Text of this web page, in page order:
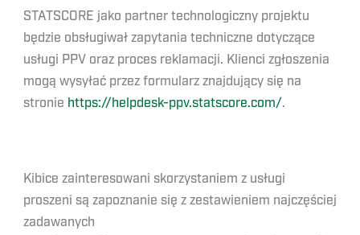
STATSCORE jako partner technologiczny projektu
będzie obsługiwał zapytania techniczne dotyczące
usługi PPV oraz proces reklamacji. Klienci zgłoszenia
mogą wysyłać przez formularz znajdujący się na
stronie https://helpdesk-ppv.statscore.com/.
Kibice zainteresowani skorzystaniem z usługi
proszeni są zapoznanie się z zestawieniem najczęściej
zadawanych